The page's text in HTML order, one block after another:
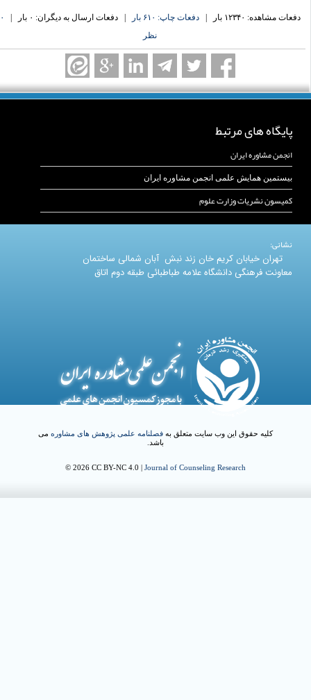
دفعات مشاهده: ۱۲۳۴۰ بار | دفعات چاپ: ۶۱۰ بار | دفعات ارسال به دیگران: ۰ بار |
نظر
پایگاه های مرتبط
انجمن مشاوره ایران
بیستمین همایش علمی انجمن مشاوره ایران
کمیسون نشریات وزارت علوم
نشانی:
تهران خیابان کریم خان زند نبش آبان شمالی ساختمان
معاونت فرهنگی دانشگاه علامه طباطبائی طبقه دوم اتاق
کلیه حقوق این وب سایت متعلق به فصلنامه علمی پژوهش های مشاورهمی
باشد.
© 2026 CC BY-NC 4.0 |Journal of Counseling Research